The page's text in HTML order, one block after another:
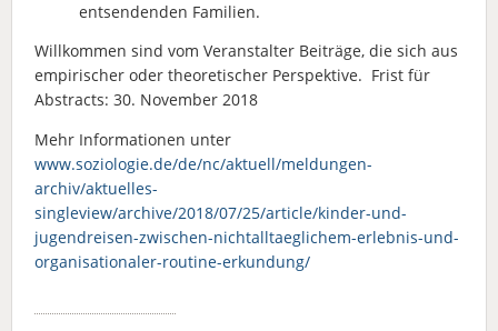
entsendenden Familien.
Willkommen sind vom Veranstalter Beiträge, die sich aus
empirischer oder theoretischer Perspektive. Frist für
Abstracts: 30. November 2018
Mehr Informationen unter
www.soziologie.de/de/nc/aktuell/meldungen-
archiv/aktuelles-
singleview/archive/2018/07/25/article/kinder-und-
jugendreisen-zwischen-nichtalltaeglichem-erlebnis-und-
organisationaler-routine-erkundung/